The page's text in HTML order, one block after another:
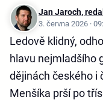
Jan Jaroch,
3. června 2026 ·
Ledově klidný,
hlavu nejmladšího
dějinách českého i
Menšíka prší po